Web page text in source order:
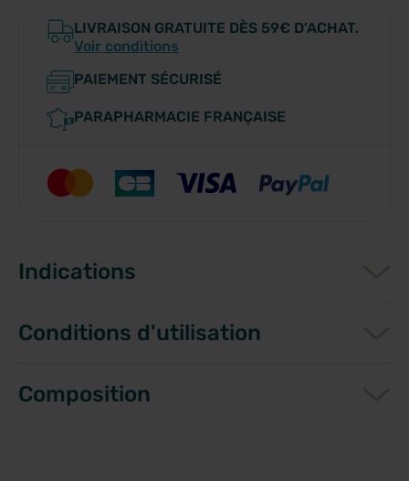
LIVRAISON GRATUITE DÈS 59€ D’ACHAT.
Voir conditions
PAIEMENT SÉCURISÉ
PARAPHARMACIE FRANÇAISE
Indications
Conditions d'utilisation
Composition